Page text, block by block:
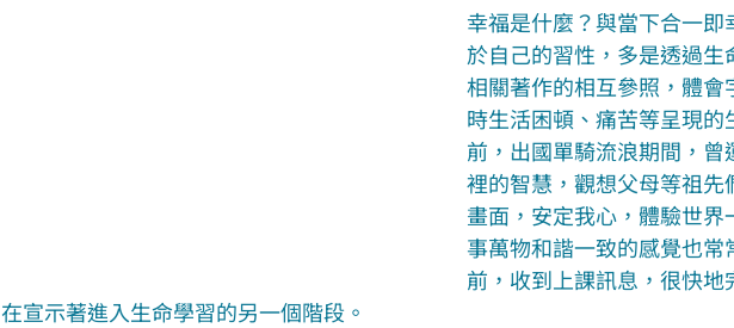
幸福是什麼？與當下合一即
於自己的習性，多是透過生
相關著作的相互參照，體會
時生活困頓、痛苦等呈現的
前，出國單騎流浪期間，曾
裡的智慧，觀想父母等祖先
畫面，安定我心，體驗世界
事萬物和諧一致的感覺也常
前，收到上課訊息，很快地
在宣示著進入生命學習的另一個階段。